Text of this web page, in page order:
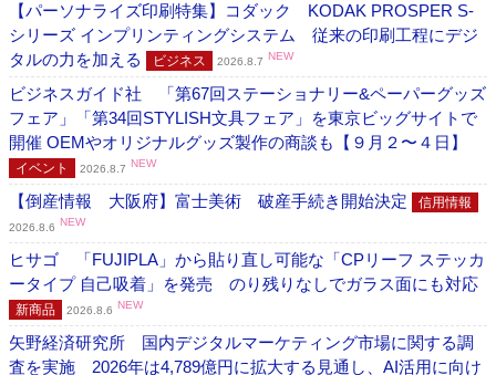
【パーソナライズ印刷特集】コダック KODAK PROSPER S-
シリーズ インプリンティングシステム 従来の印刷工程にデジ
タルの力を加える
ビジネス 2026.8.7 NEW
ビジネスガイド社 「第67回ステーショナリー&ペーパーグッズ
フェア」「第34回STYLISH文具フェア」を東京ビッグサイトで
開催 OEMやオリジナルグッズ製作の商談も【９月２〜４日】
イベント 2026.8.7 NEW
【倒産情報 大阪府】富士美術 破産手続き開始決定 信用情報
2026.8.6 NEW
ヒサゴ 「FUJIPLA」から貼り直し可能な「CPリーフ ステッカ
ータイプ 自己吸着」を発売 のり残りなしでガラス面にも対応
新商品 2026.8.6 NEW
矢野経済研究所 国内デジタルマーケティング市場に関する調
査を実施 2026年は4,789億円に拡大する見通し、AI活用に向け